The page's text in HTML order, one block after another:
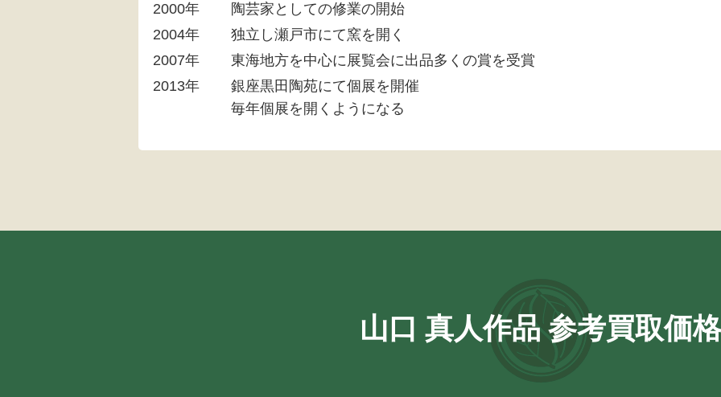
2000年
陶芸家としての修業の開始
2004年
独立し瀬戸市にて窯を開く
2007年
東海地方を中心に展覧会に出品多くの賞を受賞
2013年
銀座黒田陶苑にて個展を開催
毎年個展を開くようになる
山口 真人作品 参考買取価格